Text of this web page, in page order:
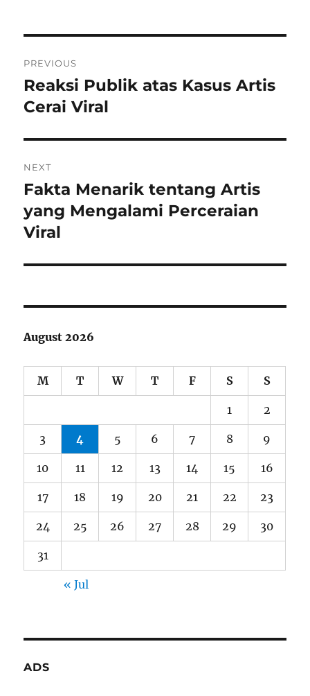
navigation
PREVIOUS
Previous
post:
Reaksi Publik atas Kasus Artis
Cerai Viral
NEXT
Next
post:
Fakta Menarik tentang Artis
yang Mengalami Perceraian
Viral
August 2026
M T W T F S S
1 2
3 4 5 6 7 8 9
10 11 12 13 14 15 16
17 18 19 20 21 22 23
24 25 26 27 28 29 30
31
« Jul
ADS